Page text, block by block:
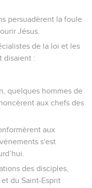
persuadèrent la foule
Jésus.
de la loi et les
disaient :
quelques hommes de
aux chefs des
aux
s'est
des disciples,
du Saint-Esprit